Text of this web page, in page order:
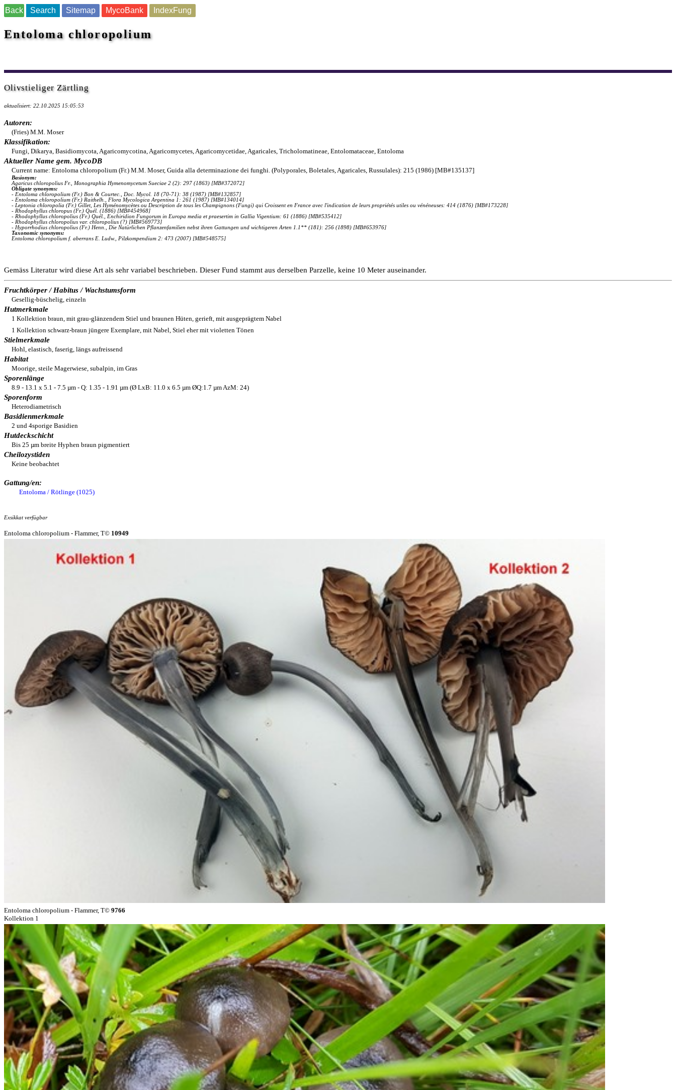
Back Search Sitemap MycoBank IndexFung
Entoloma chloropolium
Olivstieliger Zärtling
aktualisiert: 22.10.2025 15:05:53
Autoren:
(Fries) M.M. Moser
Klassifikation:
Fungi, Dikarya, Basidiomycota, Agaricomycotina, Agaricomycetes, Agaricomycetidae, Agaricales, Tricholomatineae, Entolomataceae, Entoloma
Aktueller Name gem. MycoDB
Current name: Entoloma chloropolium (Fr.) M.M. Moser, Guida alla determinazione dei funghi. (Polyporales, Boletales, Agaricales, Russulales): 215 (1986) [MB#135137]
Basionym:
Agaricus chloropolius Fr., Monographia Hymenomycetum Sueciae 2 (2): 297 (1863) [MB#372072]
Obligate synonyms:
- Entoloma chloropolium (Fr.) Bon & Courtec., Doc. Mycol. 18 (70-71): 38 (1987) [MB#132857]
- Entoloma chloropolium (Fr.) Raithelh., Flora Mycologica Argentina 1: 261 (1987) [MB#134014]
- Leptonia chloropolia (Fr.) Gillet, Les Hyménomycètes ou Description de tous les Champignons (Fungi) qui Croissent en France avec l'indication de leurs propriétés utiles ou vénéneuses: 414 (1876) [MB#173228]
- Rhodophyllus chloropus (Fr.) Quél. (1886) [MB#454968]
- Rhodophyllus chloropolius (Fr.) Quél., Enchiridion Fungorum in Europa media et praesertim in Gallia Vigentium: 61 (1886) [MB#535412]
- Rhodophyllus chloropolius var. chloropolius (?) [MB#569773]
- Hyporrhodius chloropolius (Fr.) Henn., Die Natürlichen Pflanzenfamilien nebst ihren Gattungen und wichtigeren Arten 1.1** (181): 256 (1898) [MB#653976]
Taxonomic synonyms:
Entoloma chloropolium f. aberrans E. Ludw., Pilzkompendium 2: 473 (2007) [MB#548575]
Gemäss Literatur wird diese Art als sehr variabel beschrieben. Dieser Fund stammt aus derselben Parzelle, keine 10 Meter auseinander.
Fruchtkörper / Habitus / Wachstumsform
Gesellig-büschelig, einzeln
Hutmerkmale
1 Kollektion braun, mit grau-glänzendem Stiel und braunen Hüten, gerieft, mit ausgeprägtem Nabel
1 Kollektion schwarz-braun jüngere Exemplare, mit Nabel, Stiel eher mit violetten Tönen
Stielmerkmale
Hohl, elastisch, faserig, längs aufreissend
Habitat
Moorige, steile Magerwiese, subalpin, im Gras
Sporenlänge
8.9 - 13.1 x 5.1 - 7.5 µm - Q: 1.35 - 1.91 µm (Ø LxB: 11.0 x 6.5 µm ØQ:1.7 µm AzM: 24)
Sporenform
Heterodiametrisch
Basidienmerkmale
2 und 4sporige Basidien
Hutdeckschicht
Bis 25 µm breite Hyphen braun pigmentiert
Cheilozystiden
Keine beobachtet
Gattung/en:
Entoloma / Rötlinge (1025)
Exsikkat verfügbar
Entoloma chloropolium - Flammer, T© 10949
Entoloma chloropolium - Flammer, T© 9766
Kollektion 1